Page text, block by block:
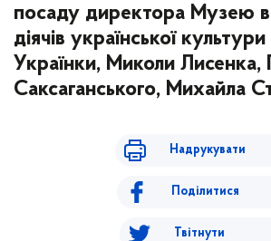
посаду директора Музею
діячів української культури
Українки, Миколи Лисенка,
Саксаганського, Михайла
Надрукувати
Поділитися
Твітнути